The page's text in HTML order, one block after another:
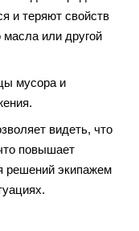
и теряют свойств
масла или другой
мусора и
видеть, что
повышает
решений экипажем